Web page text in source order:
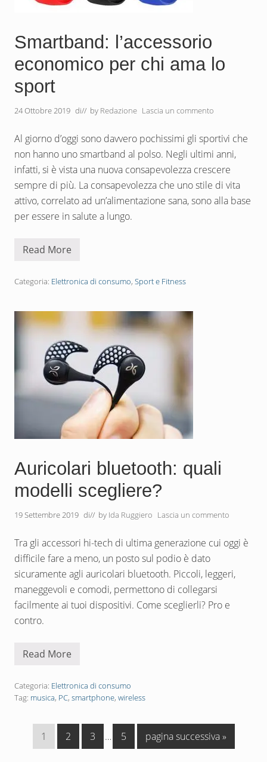
a
c
c
i
n
a
f
t
r
a
f
i
a
Smartband: l’accessorio
economico per chi ama lo
sport
24 Ottobre 2019 di// by Redazione Lascia un commento
Al giorno d’oggi sono davvero pochissimi gli sportivi che
non hanno uno smartband al polso. Negli ultimi anni,
infatti, si è vista una nuova consapevolezza crescere
sempre di più. La consapevolezza che uno stile di vita
attivo, correlato ad un’alimentazione sana, sono alla base
per essere in salute a lungo.
S
r
a
n
d
l
’
a
c
c
e
r
e
c
o
n
m
i
o
p
e
r
c
h
i
a
s
r
t
Read More
Categoria: Elettronica di consumo, Sport e Fitness
Auricolari bluetooth: quali
modelli scegliere?
19 Settembre 2019 di// by Ida Ruggiero Lascia un commento
Tra gli accessori hi-tech di ultima generazione cui oggi è
difficile fare a meno, un posto sul podio è dato
sicuramente agli auricolari bluetooth. Piccoli, leggeri,
maneggevoli e comodi, permettono di collegarsi
facilmente ai tuoi dispositivi. Come sceglierli? Pro e
contro.
A
i
c
a
b
Read More
Categoria: Elettronica di consumo
Tag: musica, PC, smartphone, wireless
P
a
1
P
a
2
P
a
3
Pagine
interim
…
P
a
5
V
a
pagina successiva »